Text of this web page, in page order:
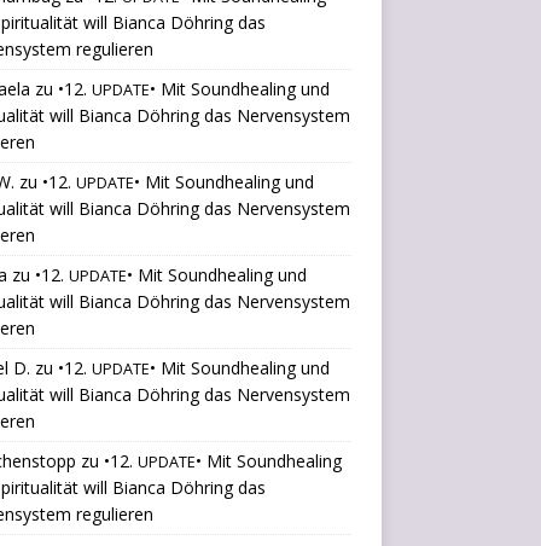
will Bianca Döhring das
regulieren
zu •12. UPDATE• Mit Soundhealing und
will Bianca Döhring das Nervensystem
zu •12. UPDATE• Mit Soundhealing und
will Bianca Döhring das Nervensystem
zu •12. UPDATE• Mit Soundhealing und
will Bianca Döhring das Nervensystem
D. zu •12. UPDATE• Mit Soundhealing und
will Bianca Döhring das Nervensystem
zu •12. UPDATE• Mit Soundhealing
will Bianca Döhring das
regulieren